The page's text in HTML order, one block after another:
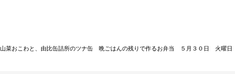
山菜おこわと、由比缶詰所のツナ缶 晩ごはんの残りで作るお弁当 ５月３０日 火曜日